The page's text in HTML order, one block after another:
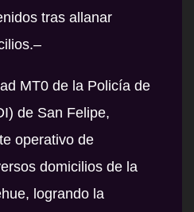
tras allanar
MT0 de la Policía de
de San Felipe,
operativo de
domicilios de la
logrando la